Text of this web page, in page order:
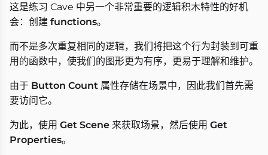
这是练习 Cave 中另一个非常重要的逻辑积木特性的好机
会：创建 functions。
而不是多次重复相同的逻辑，我们将把这个行为封装到可重
用的函数中，使我们的图形更为有序，更易于理解和维护。
由于 Button Count 属性存储在场景中，因此我们首先需
要访问它。
为此，使用 Get Scene 来获取场景，然后使用 Get
Properties。